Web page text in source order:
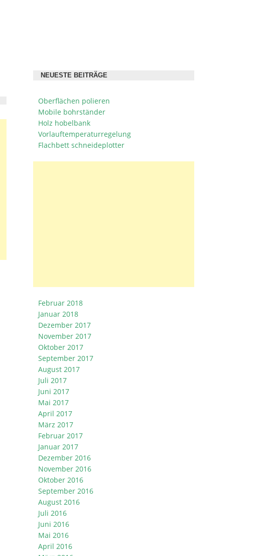
NEUESTE BEITRÄGE
Oberflächen polieren
Mobile bohrständer
Holz hobelbank
Vorlauftemperaturregelung
Flachbett schneideplotter
Februar 2018
Januar 2018
Dezember 2017
November 2017
Oktober 2017
September 2017
August 2017
Juli 2017
Juni 2017
Mai 2017
April 2017
März 2017
Februar 2017
Januar 2017
Dezember 2016
November 2016
Oktober 2016
September 2016
August 2016
Juli 2016
Juni 2016
Mai 2016
April 2016